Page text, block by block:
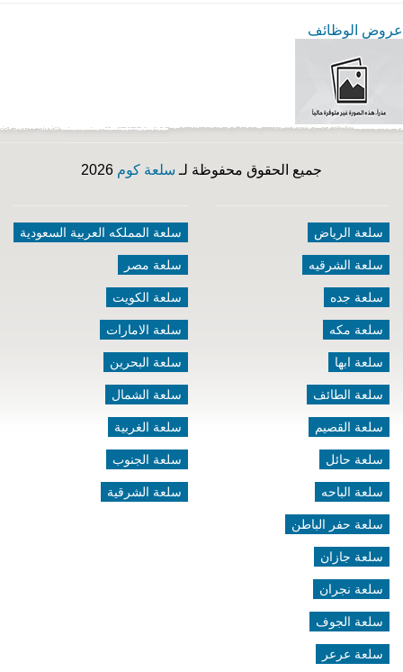
عروض الوظائف
جميع الحقوق محفوظة لـ سلعة كوم
سلعة الرياض
سلعة الشرقيه
سلعة جده
سلعة مكه
سلعة ابها
سلعة الطائف
سلعة القصيم
سلعة حائل
سلعة الباحه
سلعة حفر الباطن
سلعة جازان
سلعة نجران
سلعة الجوف
سلعة عرعر
سلعة المملكه العربية السعودية
سلعة مصر
سلعة الكويت
سلعة الامارات
سلعة البحرين
سلعة الشمال
سلعة الغربية
سلعة الجنوب
سلعة الشرقية